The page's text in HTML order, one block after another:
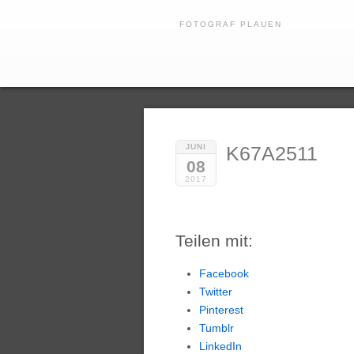
FOTOGRAF PLAUEN
JUNI
08
2017
K67A2511
Teilen mit:
Facebook
Twitter
Pinterest
Tumblr
LinkedIn